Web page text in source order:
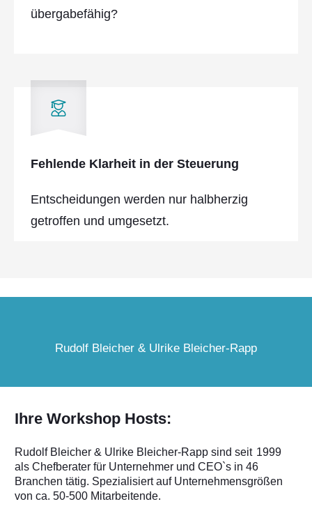
übergabefähig?
Fehlende Klarheit in der Steuerung
Entscheidungen werden nur halbherzig
getroffen und umgesetzt.
Rudolf Bleicher & Ulrike Bleicher-Rapp
Ihre Workshop Hosts:
Rudolf Bleicher & Ulrike Bleicher-Rapp sind seit 1999
als Chefberater für Unternehmer und CEO`s in 46
Branchen tätig. Spezialisiert auf Unternehmensgrößen
von ca. 50-500 Mitarbeitende.